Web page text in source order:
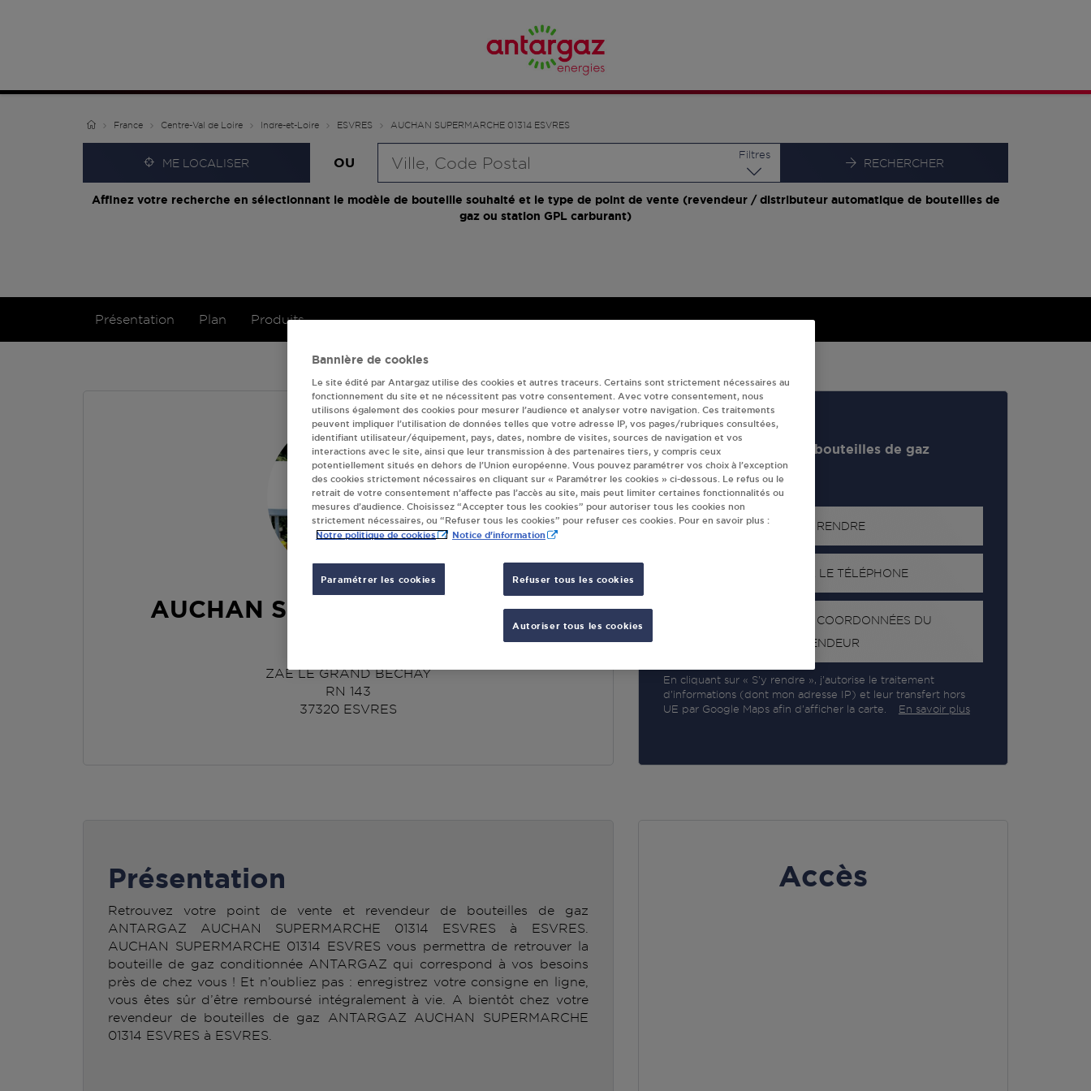
France Centre-Val de Loire Indre-et-Loire ESVRES AUCHAN SUPERMARCHE 01314 ESVRES
ME LOCALISER OU
Filtres
RECHERCHER
Affinez votre recherche en sélectionnant le modèle de bouteille souhaité et le type de point de vente (revendeur / distributeur automatique de bouteilles de
gaz ou station GPL carburant)
Présentation Plan Produits
AUCHAN SUPERMARCHE 01314
ZAE LE GRAND BECHAY
RN 143
37320 ESVRES
Revendeur de bouteilles de gaz
S'Y RENDRE
AFFICHER LE TÉLÉPHONE
RECEVOIR LES COORDONNÉES DU
REVENDEUR
En cliquant sur « S’y rendre », j’autorise le traitement
d’informations (dont mon adresse IP) et leur transfert hors
UE par Google Maps afin d’afficher la carte.
En savoir plus
Accès
Présentation
Retrouvez votre point de vente et revendeur de bouteilles de gaz
ANTARGAZ AUCHAN SUPERMARCHE 01314 ESVRES à ESVRES.
AUCHAN SUPERMARCHE 01314 ESVRES vous permettra de retrouver la
bouteille de gaz conditionnée ANTARGAZ qui correspond à vos besoins
près de chez vous ! Et n’oubliez pas : enregistrez votre consigne en ligne,
vous êtes sûr d’être remboursé intégralement à vie. A bientôt chez votre
revendeur de bouteilles de gaz ANTARGAZ AUCHAN SUPERMARCHE
01314 ESVRES à ESVRES.
Bannière de cookies
Le site édité par Antargaz utilise des cookies et autres traceurs. Certains sont strictement nécessaires au
fonctionnement du site et ne nécessitent pas votre consentement. Avec votre consentement, nous
utilisons également des cookies pour mesurer l’audience et analyser votre navigation. Ces traitements
peuvent impliquer l’utilisation de données telles que votre adresse IP, vos pages/rubriques consultées,
identifiant utilisateur/équipement, pays, dates, nombre de visites, sources de navigation et vos
interactions avec le site, ainsi que leur transmission à des partenaires tiers, y compris ceux
potentiellement situés en dehors de l’Union européenne. Vous pouvez paramétrer vos choix à l’exception
des cookies strictement nécessaires en cliquant sur « Paramétrer les cookies » ci-dessous. Le refus ou le
retrait de votre consentement n’affecte pas l’accès au site, mais peut limiter certaines fonctionnalités ou
mesures d’audience. Choisissez “Accepter tous les cookies” pour autoriser tous les cookies non
strictement nécessaires, ou “Refuser tous les cookies” pour refuser ces cookies. Pour en savoir plus :
Notre politique de cookies Notice d'information
Paramétrer les cookies Refuser tous les cookies
Autoriser tous les cookies